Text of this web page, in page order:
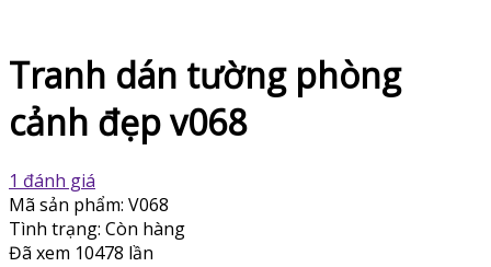
Tranh dán tường phòng
cảnh đẹp v068
1 đánh giá
Mã sản phẩm: V068
Tình trạng: Còn hàng
Đã xem 10478 lần